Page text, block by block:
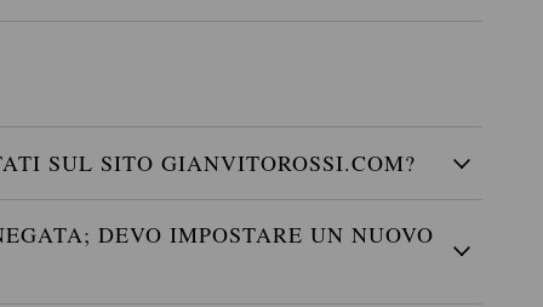
SUL SITO GIANVITOROSSI.COM?
DEVO IMPOSTARE UN NUOVO